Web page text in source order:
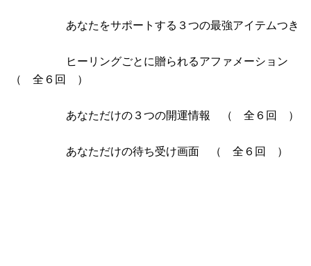
あなたをサポートする３つの最強アイテムつき
ヒーリングごとに贈られるアファメーション
（ 全６回 ）
あなただけの３つの開運情報 （ 全６回 ）
あなただけの待ち受け画面 （ 全６回 ）